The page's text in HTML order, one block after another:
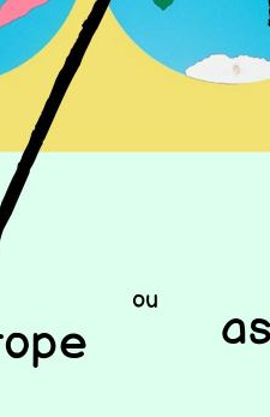
ou